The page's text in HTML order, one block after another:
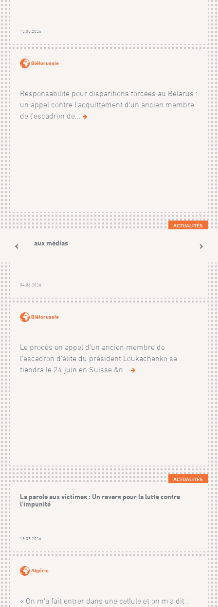
12.06.2026
Biélorussie
Responsabilité pour disparitions forcées au Bélarus :
un appel contre l'acquittement d'un ancien membre
de l'escadron de...
ACTUALITÉS
Avis aux médias
04.06.2026
Biélorussie
Le procès en appel d'un ancien membre de
l'escadron d'élite du président Loukachenko se
tiendra le 24 juin en Suisse &n...
ACTUALITÉS
La parole aux victimes : Un revers pour la lutte contre
l'impunité
13.05.2026
Algérie
« On m'a fait entrer dans une cellule et on m'a dit : "